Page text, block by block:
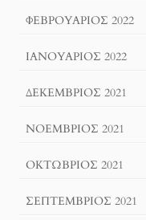
ΦΕΒΡΟΥΆΡΙΟΣ 2022
ΙΑΝΟΥΆΡΙΟΣ 2022
ΔΕΚΈΜΒΡΙΟΣ 2021
ΝΟΈΜΒΡΙΟΣ 2021
ΟΚΤΏΒΡΙΟΣ 2021
ΣΕΠΤΈΜΒΡΙΟΣ 2021